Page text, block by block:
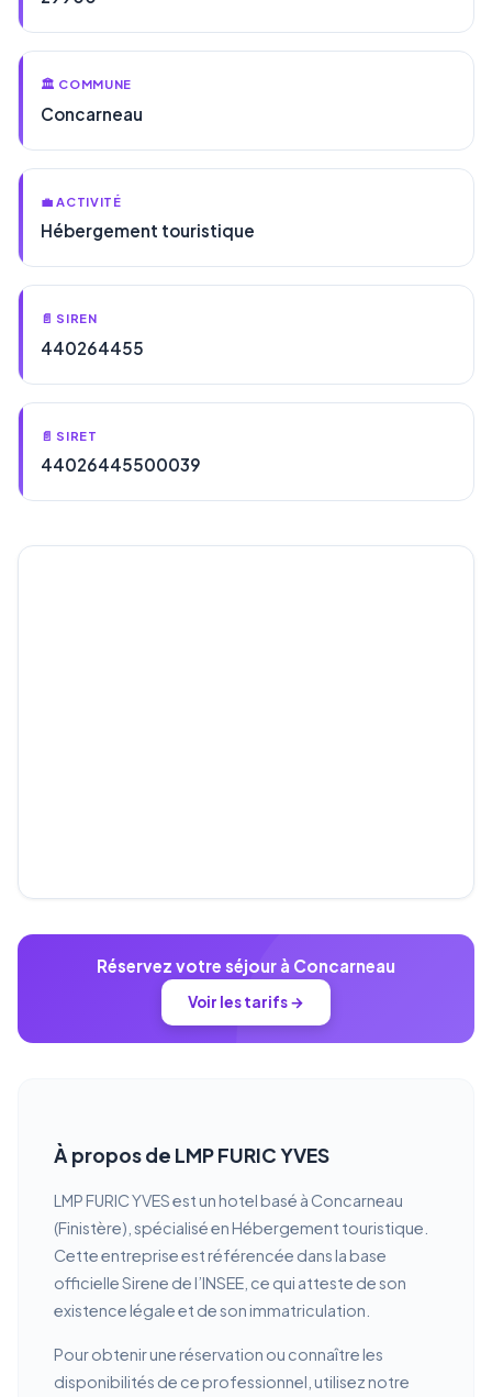
🏛️ COMMUNE
Concarneau
💼 ACTIVITÉ
Hébergement touristique
📄 SIREN
440264455
📄 SIRET
44026445500039
Réservez votre séjour à Concarneau
Voir les tarifs →
À propos de LMP FURIC YVES
LMP FURIC YVES est un hotel basé à Concarneau
(Finistère), spécialisé en Hébergement touristique.
Cette entreprise est référencée dans la base
officielle Sirene de l’INSEE, ce qui atteste de son
existence légale et de son immatriculation.
Pour obtenir une réservation ou connaître les
disponibilités de ce professionnel, utilisez notre